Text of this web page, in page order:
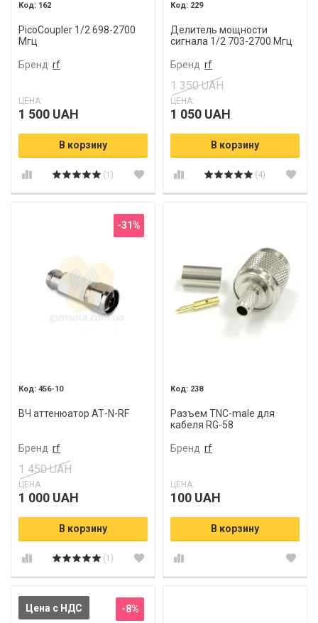
162
PicoCoupler 1/2 698-2700
Мгц
Бренд rf
ЦЕНА:
1 500 UAH
В корзину
(1)
229
Делитель мощности
сигнала 1/2 703-2700 Мгц
Бренд rf
1 350 UAH
ЦЕНА:
1 050 UAH
В корзину
(4)
-31%
456-10
ВЧ аттенюатор АТ-N-RF
Бренд rf
1 450 UAH
ЦЕНА:
1 000 UAH
В корзину
(1)
238
Разъем TNC-male для
кабеля RG-58
Бренд rf
ЦЕНА:
100 UAH
В корзину
Цена с НДС -8%